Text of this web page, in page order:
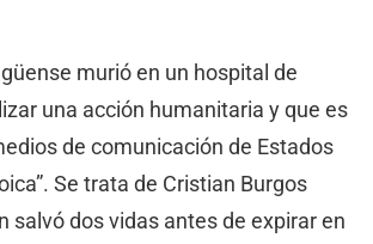
murió en un hospital de
una acción humanitaria y que es
de comunicación de Estados
Se trata de Cristian Burgos
salvó dos vidas antes de expirar en